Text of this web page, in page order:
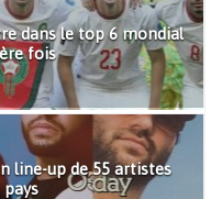
dans le top 6 mondial
fois
line-up de 55 artistes
pays